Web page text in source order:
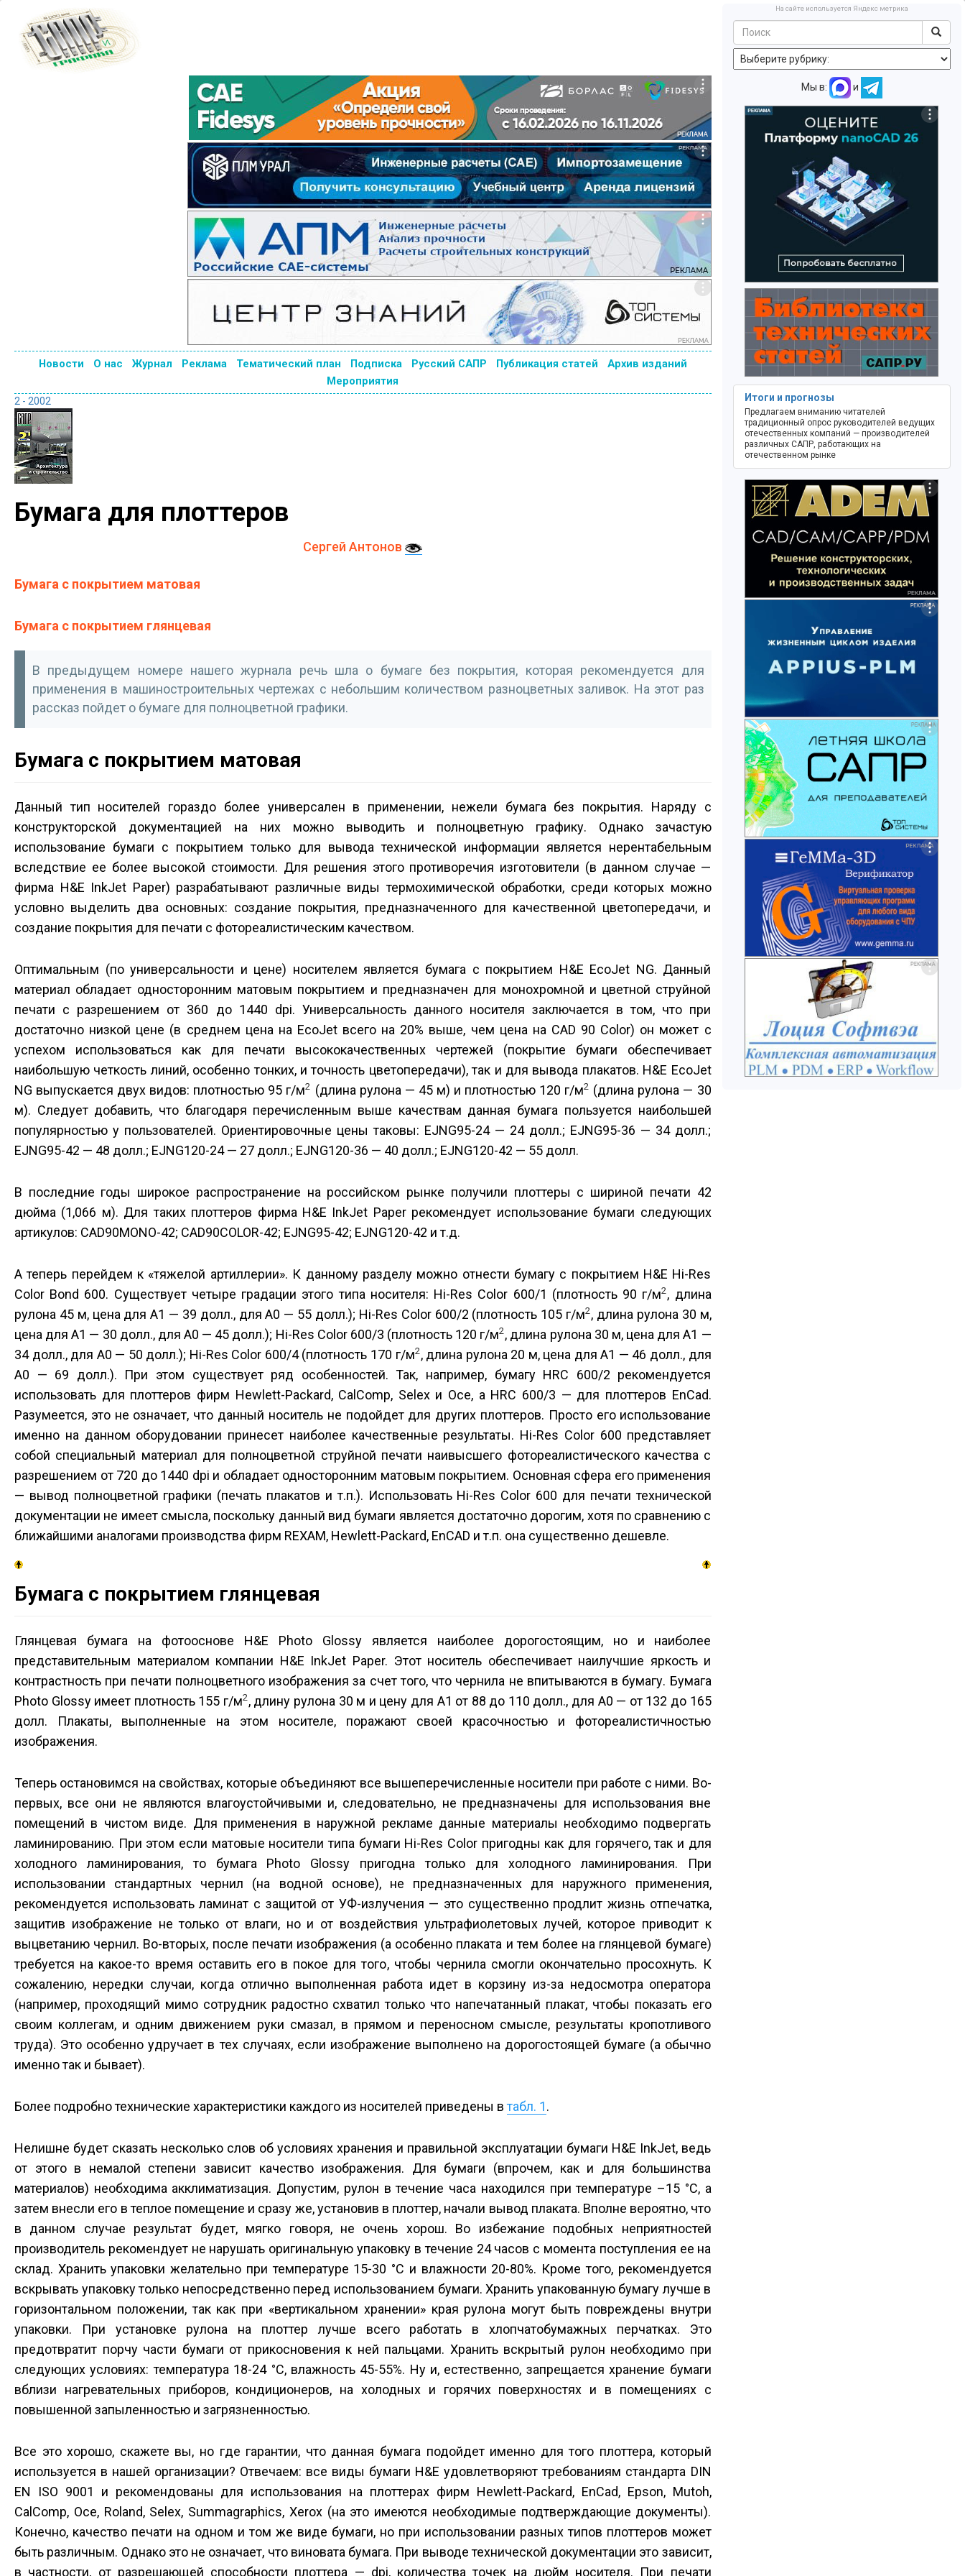
Новости О нас Журнал Реклама Тематический план Подписка Русский САПР Публикация статей
Архив изданий
Мероприятия
2 - 2002
Бумага для плоттеров
Сергей Антонов
Бумага с покрытием матовая
Бумага с покрытием глянцевая
В предыдущем номере нашего журнала речь шла о бумаге без покрытия, которая рекомендуется для
применения в машиностроительных чертежах с небольшим количеством разноцветных заливок. На этот раз
рассказ пойдет о бумаге для полноцветной графики.
Бумага с покрытием матовая
Данный тип носителей гораздо более универсален в применении, нежели бумага без покрытия. Наряду с
конструкторской документацией на них можно выводить и полноцветную графику. Однако зачастую
использование бумаги с покрытием только для вывода технической информации является нерентабельным
вследствие ее более высокой стоимости. Для решения этого противоречия изготовители (в данном случае —
фирма H&E InkJet Paper) разрабатывают различные виды термохимической обработки, среди которых можно
условно выделить два основных: создание покрытия, предназначенного для качественной цветопередачи, и
создание покрытия для печати с фотореалистическим качеством.
Оптимальным (по универсальности и цене) носителем является бумага с покрытием H&E EcoJet NG. Данный
материал обладает односторонним матовым покрытием и предназначен для монохромной и цветной струйной
печати с разрешением от 360 до 1440 dpi. Универсальность данного носителя заключается в том, что при
достаточно низкой цене (в среднем цена на EcoJet всего на 20% выше, чем цена на CAD 90 Color) он может с
успехом использоваться как для печати высококачественных чертежей (покрытие бумаги обеспечивает
наибольшую четкость линий, особенно тонких, и точность цветопередачи), так и для вывода плакатов. H&E EcoJet
NG выпускается двух видов: плотностью 95 г/м2 (длина рулона — 45 м) и плотностью 120 г/м2 (длина рулона — 30
м). Следует добавить, что благодаря перечисленным выше качествам данная бумага пользуется наибольшей
популярностью у пользователей. Ориентировочные цены таковы: EJNG95-24 — 24 долл.; EJNG95-36 — 34 долл.;
EJNG95-42 — 48 долл.; EJNG120-24 — 27 долл.; EJNG120-36 — 40 долл.; EJNG120-42 — 55 долл.
В последние годы широкое распространение на российском рынке получили плоттеры с шириной печати 42
дюйма (1,066 м). Для таких плоттеров фирма H&E InkJet Paper рекомендует использование бумаги следующих
артикулов: CAD90MONO-42; CAD90COLOR-42; EJNG95-42; EJNG120-42 и т.д.
А теперь перейдем к «тяжелой артиллерии». К данному разделу можно отнести бумагу с покрытием H&E Hi-Res
Color Bond 600. Существует четыре градации этого типа носителя: Hi-Res Color 600/1 (плотность 90 г/м2, длина
рулона 45 м, цена для А1 — 39 долл., для А0 — 55 долл.); Hi-Res Color 600/2 (плотность 105 г/м2, длина рулона 30 м,
цена для А1 — 30 долл., для А0 — 45 долл.); Hi-Res Color 600/3 (плотность 120 г/м2, длина рулона 30 м, цена для А1 —
34 долл., для А0 — 50 долл.); Hi-Res Color 600/4 (плотность 170 г/м2, длина рулона 20 м, цена для А1 — 46 долл., для
А0 — 69 долл.). При этом существует ряд особенностей. Так, например, бумагу HRC 600/2 рекомендуется
использовать для плоттеров фирм Hewlett-Packard, CalComp, Selex и Oce, а HRC 600/3 — для плоттеров EnCad.
Разумеется, это не означает, что данный носитель не подойдет для других плоттеров. Просто его использование
именно на данном оборудовании принесет наиболее качественные результаты. Hi-Res Color 600 представляет
собой специальный материал для полноцветной струйной печати наивысшего фотореалистического качества с
разрешением от 720 до 1440 dpi и обладает односторонним матовым покрытием. Основная сфера его применения
— вывод полноцветной графики (печать плакатов и т.п.). Использовать Hi-Res Color 600 для печати технической
документации не имеет смысла, поскольку данный вид бумаги является достаточно дорогим, хотя по сравнению с
ближайшими аналогами производства фирм REXAM, Hewlett-Packard, EnCAD и т.п. она существенно дешевле.
Бумага с покрытием глянцевая
Глянцевая бумага на фотооснове H&E Photo Glossy является наиболее дорогостоящим, но и наиболее
представительным материалом компании H&E InkJet Paper. Этот носитель обеспечивает наилучшие яркость и
контрастность при печати полноцветного изображения за счет того, что чернила не впитываются в бумагу. Бумага
Photo Glossy имеет плотность 155 г/м2, длину рулона 30 м и цену для А1 от 88 до 110 долл., для А0 — от 132 до 165
долл. Плакаты, выполненные на этом носителе, поражают своей красочностью и фотореалистичностью
изображения.
Теперь остановимся на свойствах, которые объединяют все вышеперечисленные носители при работе с ними. Во-
первых, все они не являются влагоустойчивыми и, следовательно, не предназначены для использования вне
помещений в чистом виде. Для применения в наружной рекламе данные материалы необходимо подвергать
ламинированию. При этом если матовые носители типа бумаги Hi-Res Color пригодны как для горячего, так и для
холодного ламинирования, то бумага Photo Glossy пригодна только для холодного ламинирования. При
использовании стандартных чернил (на водной основе), не предназначенных для наружного применения,
рекомендуется использовать ламинат с защитой от УФ-излучения — это существенно продлит жизнь отпечатка,
защитив изображение не только от влаги, но и от воздействия ультрафиолетовых лучей, которое приводит к
выцветанию чернил. Во-вторых, после печати изображения (а особенно плаката и тем более на глянцевой бумаге)
требуется на какое-то время оставить его в покое для того, чтобы чернила смогли окончательно просохнуть. К
сожалению, нередки случаи, когда отлично выполненная работа идет в корзину из-за недосмотра оператора
(например, проходящий мимо сотрудник радостно схватил только что напечатанный плакат, чтобы показать его
своим коллегам, и одним движением руки смазал, в прямом и переносном смысле, результаты кропотливого
труда). Это особенно удручает в тех случаях, если изображение выполнено на дорогостоящей бумаге (а обычно
именно так и бывает).
Более подробно технические характеристики каждого из носителей приведены втабл. 1.
Нелишне будет сказать несколько слов об условиях хранения и правильной эксплуатации бумаги H&E InkJet, ведь
от этого в немалой степени зависит качество изображения. Для бумаги (впрочем, как и для большинства
материалов) необходима акклиматизация. Допустим, рулон в течение часа находился при температуре –15 °С, а
затем внесли его в теплое помещение и сразу же, установив в плоттер, начали вывод плаката. Вполне вероятно, что
в данном случае результат будет, мягко говоря, не очень хорош. Во избежание подобных неприятностей
производитель рекомендует не нарушать оригинальную упаковку в течение 24 часов с момента поступления ее на
склад. Хранить упаковки желательно при температуре 15-30 °С и влажности 20-80%. Кроме того, рекомендуется
вскрывать упаковку только непосредственно перед использованием бумаги. Хранить упакованную бумагу лучше в
горизонтальном положении, так как при «вертикальном хранении» края рулона могут быть повреждены внутри
упаковки. При установке рулона на плоттер лучше всего работать в хлопчатобумажных перчатках. Это
предотвратит порчу части бумаги от прикосновения к ней пальцами. Хранить вскрытый рулон необходимо при
следующих условиях: температура 18-24 °С, влажность 45-55%. Ну и, естественно, запрещается хранение бумаги
вблизи нагревательных приборов, кондиционеров, на холодных и горячих поверхностях и в помещениях с
повышенной запыленностью и загрязненностью.
Все это хорошо, скажете вы, но где гарантии, что данная бумага подойдет именно для того плоттера, который
используется в нашей организации? Отвечаем: все виды бумаги H&E удовлетворяют требованиям стандарта DIN
EN ISO 9001 и рекомендованы для использования на плоттерах фирм Hewlett-Packard, EnCad, Epson, Mutoh,
CalComp, Oce, Roland, Selex, Summagraphics, Xerox (на это имеются необходимые подтверждающие документы).
Конечно, качество печати на одном и том же виде бумаги, но при использовании разных типов плоттеров может
быть различным. Однако это не означает, что виновата бумага. При выводе технической документации это зависит,
в частности, от разрешающей способности плоттера — dpi, количества точек на дюйм носителя. При печати
На сайте используется Яндекс метрика
Мы в: и
Итоги и прогнозы
Предлагаем вниманию читателей
традиционный опрос руководителей ведущих
отечественных компаний — производителей
различных САПР, работающих на
отечественном рынке